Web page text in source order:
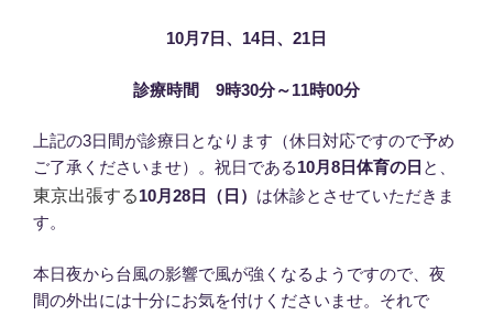
10月7日、14日、21日
診療時間 9時30分～11時00分
上記の3日間が診療日となります（休日対応ですので予め
ご了承くださいませ）。祝日である10月8日体育の日 と、
東京出張する10月28日（日） は休診とさせていただきま
す。
本日夜から台風の影響で風が強くなるようですので、夜
間の外出には十分にお気を付けくださいませ。それで